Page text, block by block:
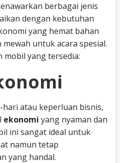
berbagai jenis
dengan kebutuhan
yang hemat bahan
untuk acara spesial.
yang tersedia:
atau keperluan bisnis,
ekonomi yang nyaman dan
ini sangat ideal untuk
namun tetap
yang handal.